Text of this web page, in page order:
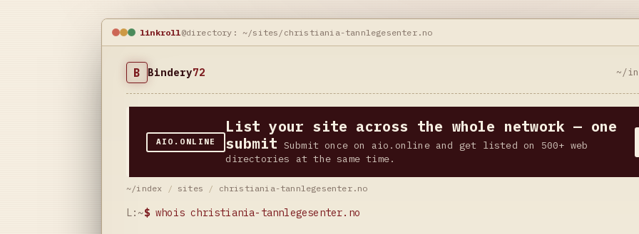
linkroll@directory: ~/sites/christiania-tannlegesenter.no
B Bindery72 ~/
AIO.ONLINE
List your site across the whole network — one
submit Submit once on aio.online and get listed on 500+ web
directories at the same time.
~/index / sites / christiania-tannlegesenter.no
L:~$ whois christiania-tannlegesenter.no